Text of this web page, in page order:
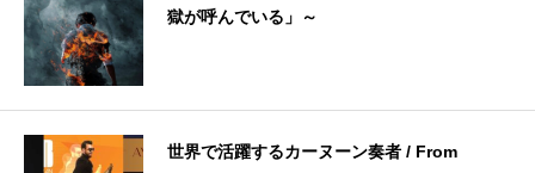
獄が呼んでいる」～
世界で活躍するカーヌーン奏者 / From